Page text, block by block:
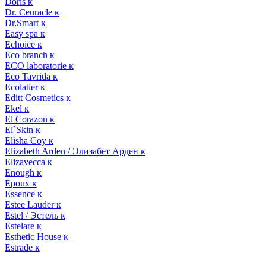
Dr. Ceuracle к
Dr.Smart к
Easy spa к
Echoice к
Eco branch к
ECO laboratorie к
Eco Tavrida к
Ecolatier к
Editt Cosmetics к
Ekel к
El Corazon к
El`Skin к
Elisha Coy к
Elizabeth Arden / Элизабет Арден к
Elizavecca к
Enough к
Epoux к
Essence к
Estee Lauder к
Estel / Эстель к
Estelare к
Esthetic House к
Estrade к